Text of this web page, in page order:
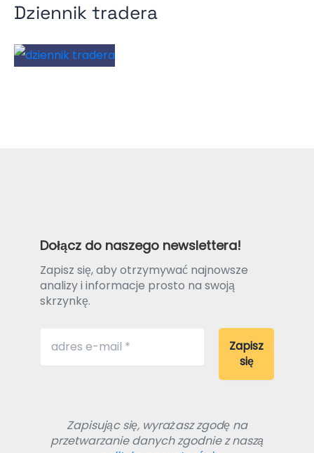
Dziennik tradera
Dołącz do naszego newslettera!
Zapisz się, aby otrzymywać najnowsze
analizy i informacje prosto na swoją
skrzynkę.
Zapisując się, wyrażasz zgodę na
przetwarzanie danych zgodnie z naszą